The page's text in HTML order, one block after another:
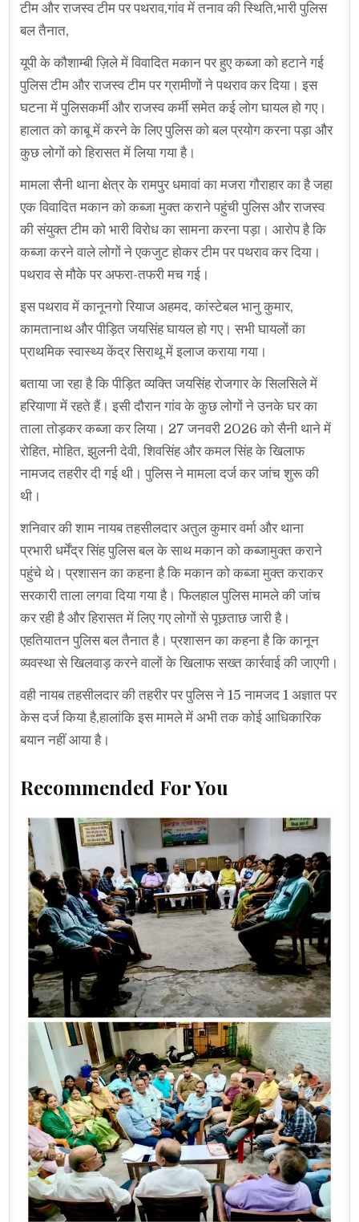
टीम और राजस्व टीम पर पथराव,गांव में तनाव की स्थिति,भारी पुलिस
बल तैनात,
यूपी के कौशाम्बी ज़िले में विवादित मकान पर हुए कब्जा को हटाने गई
पुलिस टीम और राजस्व टीम पर ग्रामीणों ने पथराव कर दिया। इस
घटना में पुलिसकर्मी और राजस्व कर्मी समेत कई लोग घायल हो गए।
हालात को काबू में करने के लिए पुलिस को बल प्रयोग करना पड़ा और
कुछ लोगों को हिरासत में लिया गया है।
मामला सैनी थाना क्षेत्र के रामपुर धमावां का मजरा गौराहार का है जहा
एक विवादित मकान को कब्जा मुक्त कराने पहुंची पुलिस और राजस्व
की संयुक्त टीम को भारी विरोध का सामना करना पड़ा। आरोप है कि
कब्जा करने वाले लोगों ने एकजुट होकर टीम पर पथराव कर दिया।
पथराव से मौके पर अफरा-तफरी मच गई।
इस पथराव में कानूनगो रियाज अहमद, कांस्टेबल भानु कुमार,
कामतानाथ और पीड़ित जयसिंह घायल हो गए। सभी घायलों का
प्राथमिक स्वास्थ्य केंद्र सिराथू में इलाज कराया गया।
बताया जा रहा है कि पीड़ित व्यक्ति जयसिंह रोजगार के सिलसिले में
हरियाणा में रहते हैं। इसी दौरान गांव के कुछ लोगों ने उनके घर का
ताला तोड़कर कब्जा कर लिया। 27 जनवरी 2026 को सैनी थाने में
रोहित, मोहित, झुलनी देवी, शिवसिंह और कमल सिंह के खिलाफ
नामजद तहरीर दी गई थी। पुलिस ने मामला दर्ज कर जांच शुरू की
थी।
शनिवार की शाम नायब तहसीलदार अतुल कुमार वर्मा और थाना
प्रभारी धर्मेंद्र सिंह पुलिस बल के साथ मकान को कब्जामुक्त कराने
पहुंचे थे। प्रशासन का कहना है कि मकान को कब्जा मुक्त कराकर
सरकारी ताला लगवा दिया गया है। फिलहाल पुलिस मामले की जांच
कर रही है और हिरासत में लिए गए लोगों से पूछताछ जारी है।
एहतियातन पुलिस बल तैनात है। प्रशासन का कहना है कि कानून
व्यवस्था से खिलवाड़ करने वालों के खिलाफ सख्त कार्रवाई की जाएगी।
वही नायब तहसीलदार की तहरीर पर पुलिस ने 15 नामजद 1 अज्ञात पर
केस दर्ज किया है,हालांकि इस मामले में अभी तक कोई आधिकारिक
बयान नहीं आया है।
Recommended For You